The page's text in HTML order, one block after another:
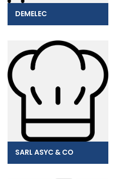
DEMELEC
SARL ASYC & CO